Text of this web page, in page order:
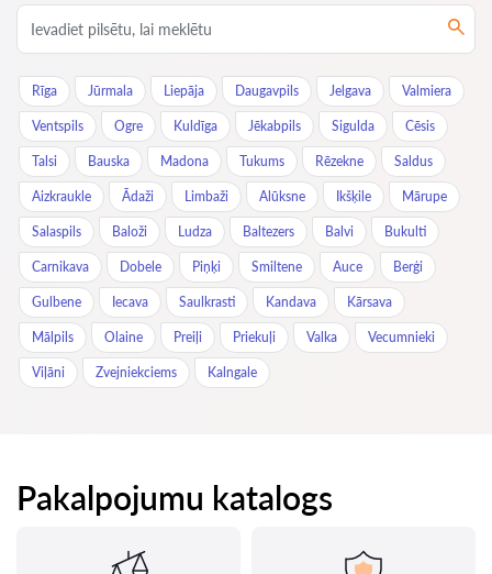
Rīga Jūrmala Liepāja Daugavpils Jelgava Valmiera
Ventspils Ogre Kuldīga Jēkabpils Sigulda Cēsis
Talsi Bauska Madona Tukums Rēzekne Saldus
Aizkraukle Ādaži Limbaži Alūksne Ikšķile Mārupe
Salaspils Baloži Ludza Baltezers Balvi Bukulti
Carnikava Dobele Piņķi Smiltene Auce Berģi
Gulbene Iecava Saulkrasti Kandava Kārsava
Mālpils Olaine Preiļi Priekuļi Valka Vecumnieki
Viļāni Zvejniekciems Kalngale
Pakalpojumu katalogs